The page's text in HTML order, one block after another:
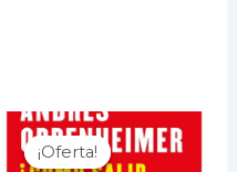
¡Oferta!
¡Oferta!